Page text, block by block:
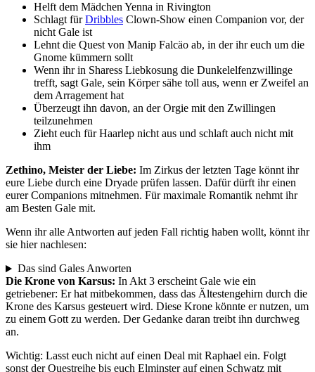
Helft dem Mädchen Yenna in Rivington
Schlagt fürDribbles Clown-Show einen Companion vor, der
nicht Gale ist
Lehnt die Quest von Manip Falcäo ab, in der ihr euch um die
Gnome kümmern sollt
Wenn ihr in Sharess Liebkosung die Dunkelelfenzwillinge
trefft, sagt Gale, sein Körper sähe toll aus, wenn er Zweifel an
dem Arragement hat
Überzeugt ihn davon, an der Orgie mit den Zwillingen
teilzunehmen
Zieht euch für Haarlep nicht aus und schlaft auch nicht mit
ihm
Zethino, Meister der Liebe: Im Zirkus der letzten Tage könnt ihr
eure Liebe durch eine Dryade prüfen lassen. Dafür dürft ihr einen
eurer Companions mitnehmen. Für maximale Romantik nehmt ihr
am Besten Gale mit.
Wenn ihr alle Antworten auf jeden Fall richtig haben wollt, könnt ihr
sie hier nachlesen:
Das sind Gales Anworten
Die Krone von Karsus: In Akt 3 erscheint Gale wie ein
getriebener: Er hat mitbekommen, dass das Ältestengehirn durch die
Krone des Karsus gesteuert wird. Diese Krone könnte er nutzen, um
zu einem Gott zu werden. Der Gedanke daran treibt ihn durchweg
an.
Wichtig: Lasst euch nicht auf einen Deal mit Raphael ein. Folgt
sonst der Questreihe bis euch Elminster auf einen Schwatz mit